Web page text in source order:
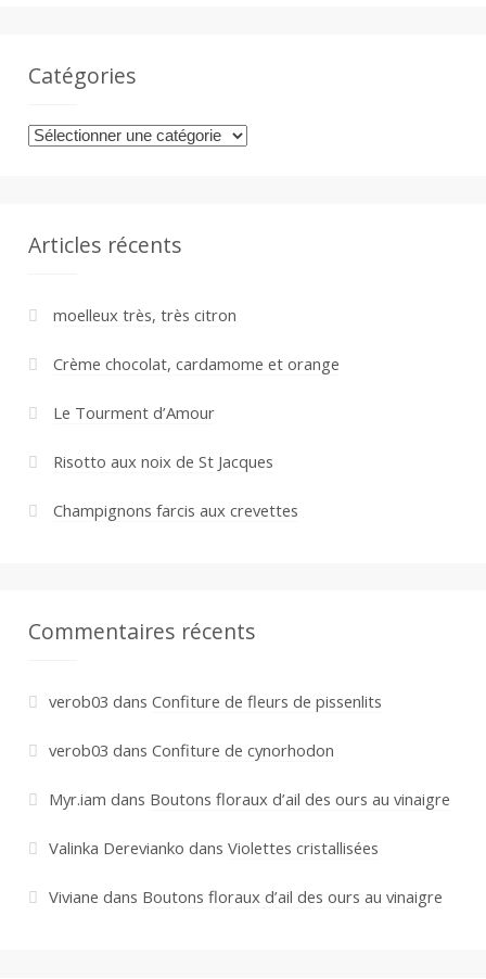
Catégories
Catégories
Articles récents
moelleux très, très citron
Crème chocolat, cardamome et orange
Le Tourment d’Amour
Risotto aux noix de St Jacques
Champignons farcis aux crevettes
Commentaires récents
verob03 dans Confiture de fleurs de pissenlits
verob03 dans Confiture de cynorhodon
Myr.iam dans Boutons floraux d’ail des ours au vinaigre
Valinka Derevianko dans Violettes cristallisées
Viviane dans Boutons floraux d’ail des ours au vinaigre